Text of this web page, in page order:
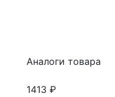
Аналоги товара
1413 ₽